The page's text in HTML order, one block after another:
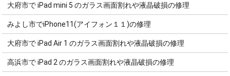
大府市で iPad mini 5 のガラス画面割れや液晶破損の修理
みよし市でiPhone11(アイフォン１１)の修理
大府市で iPad Air 1 のガラス画面割れや液晶破損の修理
高浜市で iPad 2 のガラス画面割れや液晶破損の修理